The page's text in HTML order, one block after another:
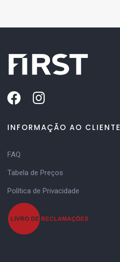
INFORMAÇÃO AO CLIENTE
FAQ
Tabela de Preços
Política de Privacidade